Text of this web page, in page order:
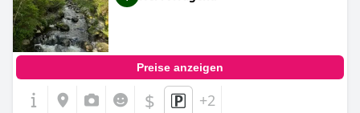
Preise anzeigen
$ +2